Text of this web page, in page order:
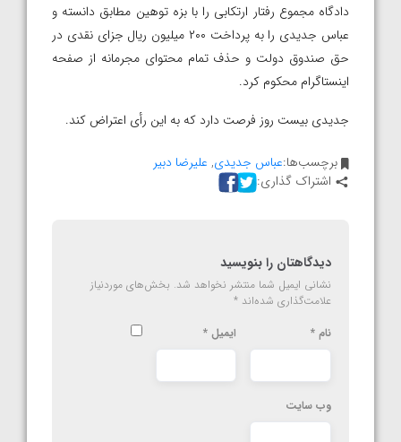
دادگاه مجموع رفتار ارتکابی را با بزه توهین مطابق دانسته و
عباس جدیدی را به پرداخت ۲۰۰ میلیون ریال جزای نقدی در
حق صندوق دولت و حذف تمام محتوای مجرمانه از صفحه
اینستاگرام محکوم کرد.
جدیدی بیست روز فرصت دارد که به این رأی اعتراض کند.
برچسب‌ها:عباس جدیدی, علیرضا دبیر
اشتراک گذاری:
دیدگاهتان را بنویسید
نشانی ایمیل شما منتشر نخواهد شد. بخش‌های موردنیاز
علامت‌گذاری شده‌اند *
نام * ایمیل *
وب‌ سایت